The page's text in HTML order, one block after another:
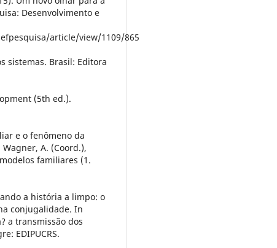
Desenvolvimento e
article/view/1109/865
sistemas. Brasil: Editora
(5th ed.).
e o fenômeno da
A. (Coord.),
familiares (1.
a história a limpo: o
conjugalidade. In
a transmissão dos
EDIPUCRS.